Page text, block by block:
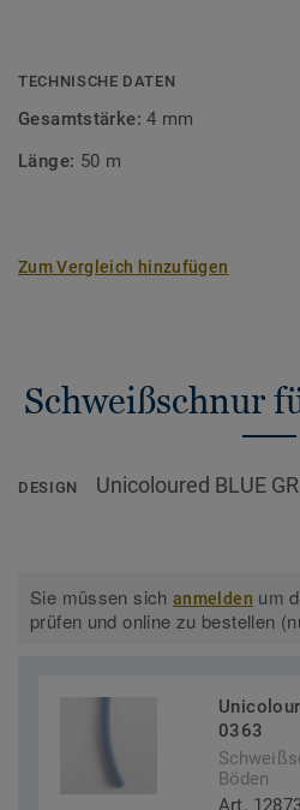
TECHNISCHE DATEN
Gesamtstärke:4 mm
Länge: 50 m
Zum Vergleich hinzufügen
Schweißschnur
DESIGN Unicoloured BLUE
Sie müssen sichanmelden um
prüfen und online zu bestellen
0363
Böden
Art.